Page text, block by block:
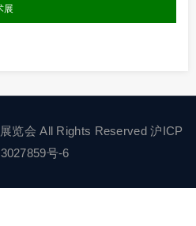
展
览会 All Rights Reserved沪ICP
号-6